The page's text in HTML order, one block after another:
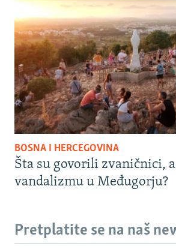
BOSNA I HERCEGOVINA
Šta su govorili zvaničnici, a
vandalizmu u Međugorju?
Pretplatite se na naš